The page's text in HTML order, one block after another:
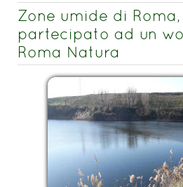
Zone umide di
partecipato ad un
Roma Natura